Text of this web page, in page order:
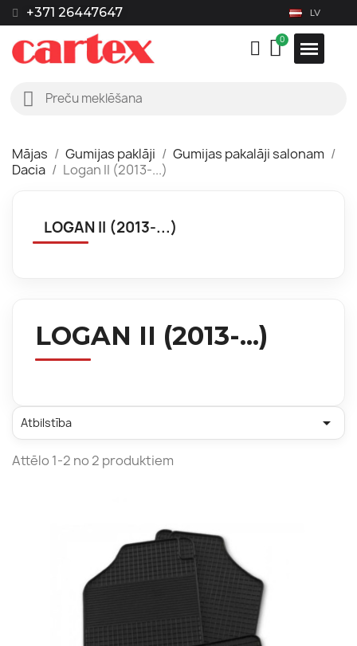
+371 26447647 LV
Mājas Gumijas paklāji
Gumijas pakalāji salonam
Dacia
Logan II (2013-...)
LOGAN II (2013-...)
LOGAN II (2013-...)
Atbilstība 
Attēlo 1-2 no 2 produktiem